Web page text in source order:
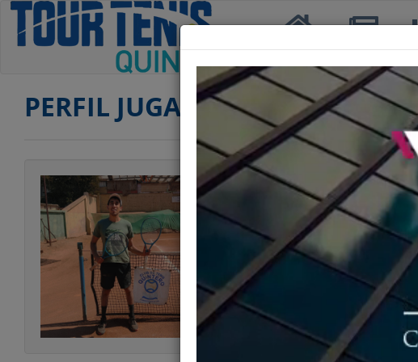
Inicio Noticias
PERFIL JUGADOR
Jugador
Categoría
Club
Ranking PRIMERA
Ranking SEGUNDA
Peso
Estilo Juego